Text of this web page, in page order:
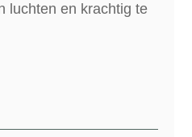
luchten en krachtig te